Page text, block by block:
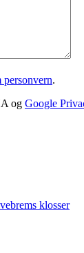
personvern.
og Google
klosser